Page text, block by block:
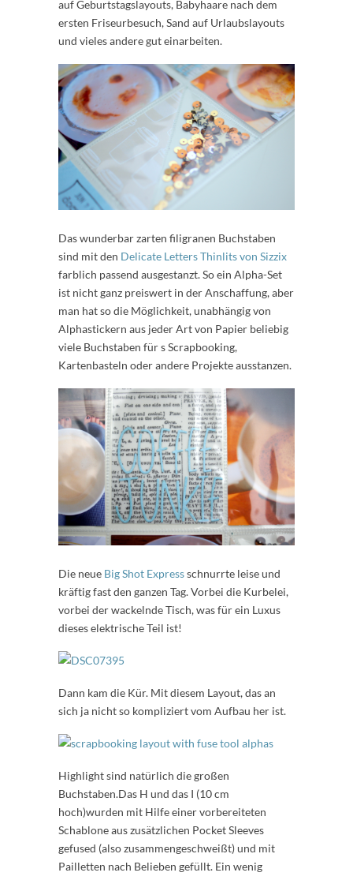
auf Geburtstagslayouts, Babyhaare nach dem
ersten Friseurbesuch, Sand auf Urlaubslayouts
und vieles andere gut einarbeiten.
Das wunderbar zarten filigranen Buchstaben
sind mit den Delicate Letters Thinlits von Sizzix
farblich passend ausgestanzt. So ein Alpha-Set
ist nicht ganz preiswert in der Anschaffung, aber
man hat so die Möglichkeit, unabhängig von
Alphastickern aus jeder Art von Papier beliebig
viele Buchstaben für s Scrapbooking,
Kartenbasteln oder andere Projekte ausstanzen.
Die neue Big Shot Expressschnurrte leise und
kräftig fast den ganzen Tag. Vorbei die Kurbelei,
vorbei der wackelnde Tisch, was für ein Luxus
dieses elektrische Teil ist!
Dann kam die Kür. Mit diesem Layout, das an
sich ja nicht so kompliziert vom Aufbau her ist.
Highlight sind natürlich die großen
Buchstaben.Das H und das I (10 cm
hoch)wurden mit Hilfe einer vorbereiteten
Schablone aus zusätzlichen Pocket Sleeves
gefused (also zusammengeschweißt) und mit
Pailletten nach Belieben gefüllt. Ein wenig